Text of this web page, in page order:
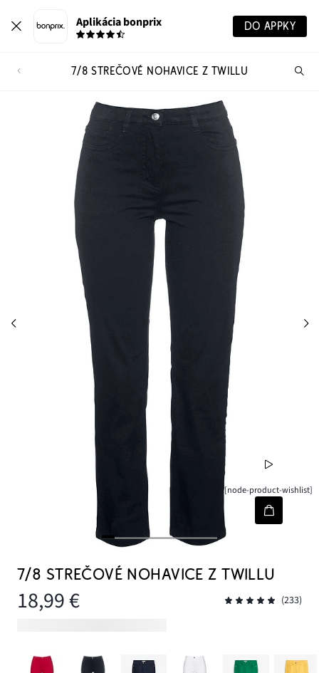
Aplikácia bonprix DO APPKY
7/8 STREČOVÉ NOHAVICE Z TWILLU
[node-product-wishlist]
7/8 STREČOVÉ NOHAVICE Z TWILLU
18,99 € (233)